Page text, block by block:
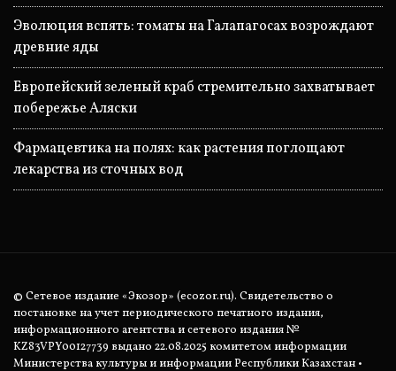
Эволюция вспять: томаты на Галапагосах возрождают
древние яды
Европейский зеленый краб стремительно захватывает
побережье Аляски
Фармацевтика на полях: как растения поглощают
лекарства из сточных вод
© Сетевое издание «Экозор» (ecozor.ru). Свидетельство о
постановке на учет периодического печатного издания,
информационного агентства и сетевого издания №
KZ83VPY00127739 выдано 22.08.2025 комитетом информации
Министерства культуры и информации Республики Казахстан •